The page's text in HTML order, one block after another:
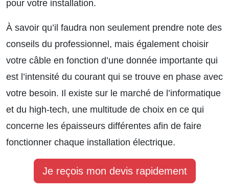
pour votre installation.
À savoir qu’il faudra non seulement prendre note des
conseils du professionnel, mais également choisir
votre câble en fonction d’une donnée importante qui
est l’intensité du courant qui se trouve en phase avec
votre besoin. Il existe sur le marché de l’informatique
et du high-tech, une multitude de choix en ce qui
concerne les épaisseurs différentes afin de faire
fonctionner chaque installation électrique.
Je reçois mon devis rapidement